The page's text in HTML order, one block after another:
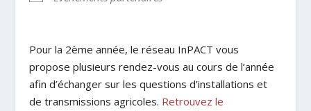
Pour la 2ème année, le réseau InPACT vous
propose plusieurs rendez-vous au cours de l’année
afin d’échanger sur les questions d’installations et
de transmissions agricoles. Retrouvez le